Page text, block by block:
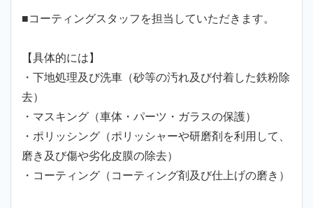
■コーティングスタッフを担当していただきます。
【具体的には】
・下地処理及び洗車（砂等の汚れ及び付着した鉄粉除
去）
・マスキング（車体・パーツ・ガラスの保護）
・ポリッシング（ポリッシャーや研磨剤を利用して、
磨き及び傷や劣化皮膜の除去）
・コーティング（コーティング剤及び仕上げの磨き）